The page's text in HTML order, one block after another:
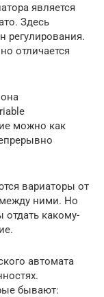
является
Здесь
регулирования.
отличается
можно как
вариаторы от
ними. Но
отдать какому-
автомата
бывают: